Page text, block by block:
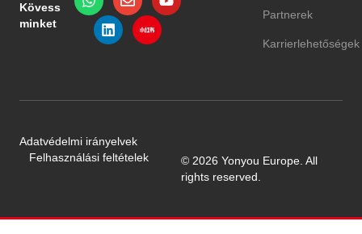
Kövess
minket
Partnerek
Karrierlehetőségek
© 2026 Yonyou Europe. All
rights reserved.
Adatvédelmi irányelvek
Felhasználási feltételek